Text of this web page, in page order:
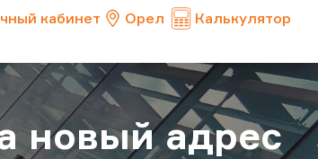
кабинет Орел Калькулятор
новый адрес